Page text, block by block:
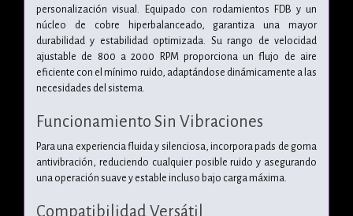
personalización visual. Equipado con rodamientos FDB y un
núcleo de cobre hiperbalanceado, garantiza una mayor
durabilidad y estabilidad optimizada. Su rango de velocidad
ajustable de 800 a 2000 RPM proporciona un flujo de aire
eficiente con el mínimo ruido, adaptándose dinámicamente a las
necesidades del sistema.
Funcionamiento Sin Vibraciones
Para una experiencia fluida y silenciosa, incorpora pads de goma
antivibración, reduciendo cualquier posible ruido y asegurando
una operación suave y estable incluso bajo carga máxima.
Compatibilidad Versátil